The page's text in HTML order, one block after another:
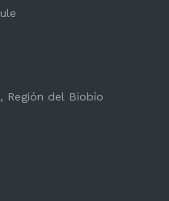
Región del Biobío